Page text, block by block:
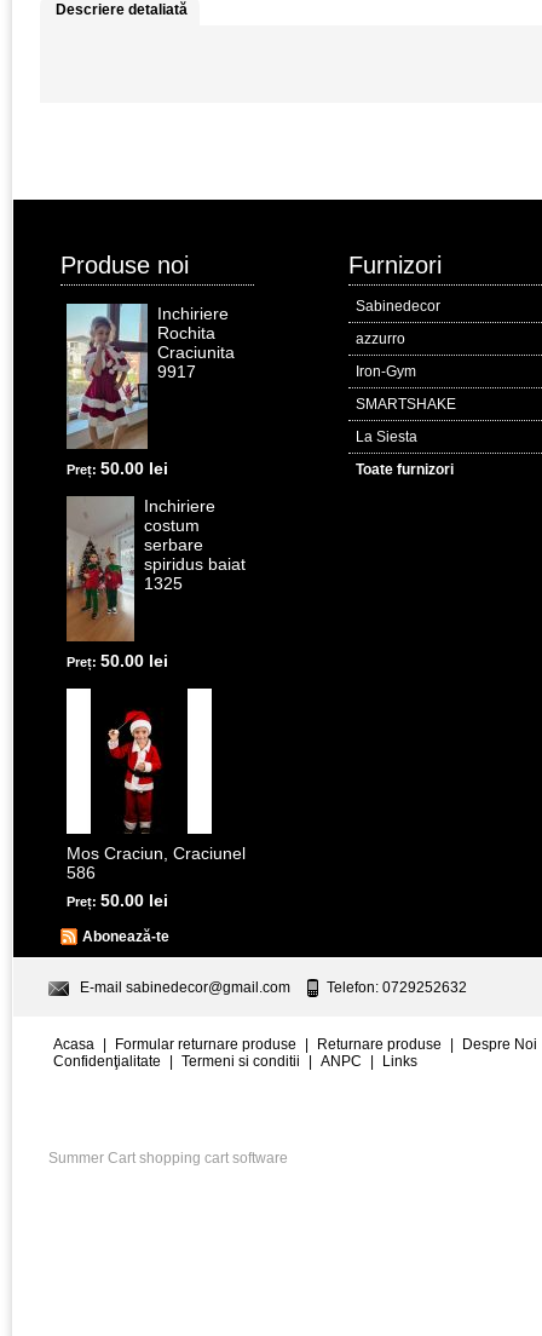
Descriere detaliată
Produse noi
Inchiriere
Rochita
Craciunita
9917
Preț: 50.00 lei
Inchiriere
costum
serbare
spiridus baiat
1325
Preț: 50.00 lei
Mos Craciun, Craciunel
586
Preț: 50.00 lei
Abonează-te
Furnizori
Sabinedecor
azzurro
Iron-Gym
SMARTSHAKE
La Siesta
Toate furnizori
E-mail sabinedecor@gmail.com Telefon: 0729252632
Acasa Formular returnare produse Returnare produse
Despre Noi
Confidenţialitate
Termeni si conditii ANPC Links
Summer Cart shopping cart software